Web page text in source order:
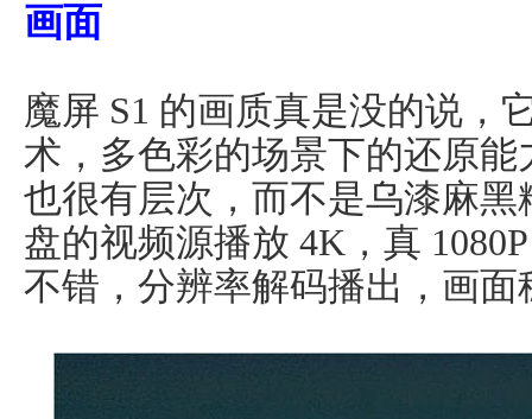
画面
魔屏 S1 的画质真是没的说，
术，多色彩的场景下的还原
也很有层次，而不是乌漆麻
盘的视频源播放 4K，真
不错，分辨率解码播出，画